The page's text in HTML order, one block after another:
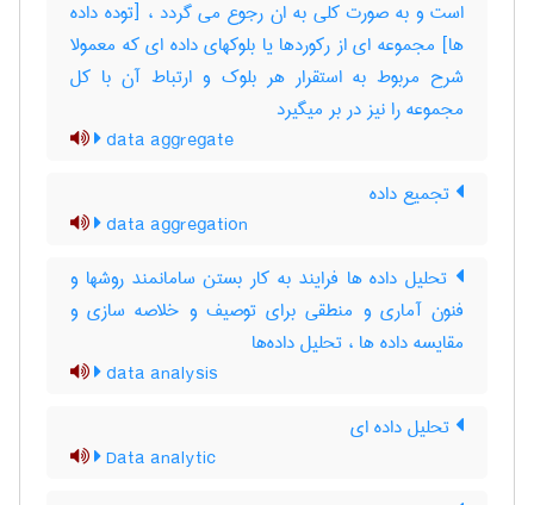
است و به صورت کلی به ان رجوع می گردد ، [توده داده
ها] مجموعه ای از رکوردها یا بلوکهای داده ای که معمولا
شرح مربوط به استقرار هر بلوک و ارتباط آن با کل
مجموعه را نیز در بر میگیرد
data aggregate
تجمیع داده
data aggregation
تحلیل داده ها فرایند به کار بستن سامانمند روشها و
فنون آماری و منطقی برای توصیف و خلاصه سازی و
مقایسه داده ها ، تحلیل داده‌ها
data analysis
تحلیل داده ای
Data analytic